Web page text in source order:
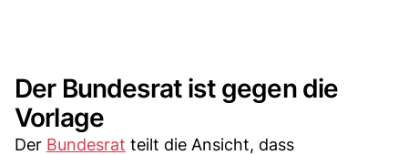
Der Bundesrat ist gegen die
Vorlage
Der Bundesrat teilt die Ansicht, dass